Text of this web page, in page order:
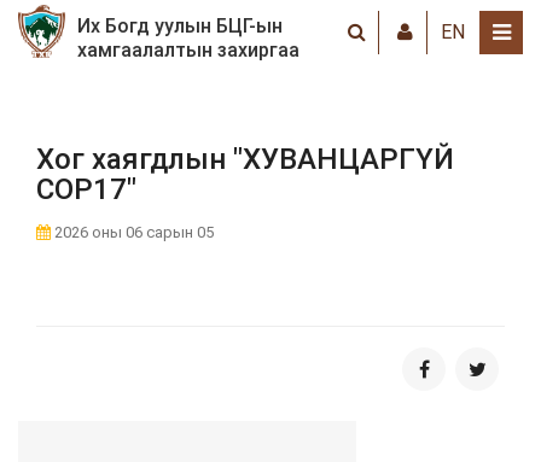
Их Богд уулын БЦГ-ын
хамгаалалтын захиргаа
EN
Хог хаягдлын "ХУВАНЦАРГҮЙ
COP17"
2026 оны 06 сарын 05